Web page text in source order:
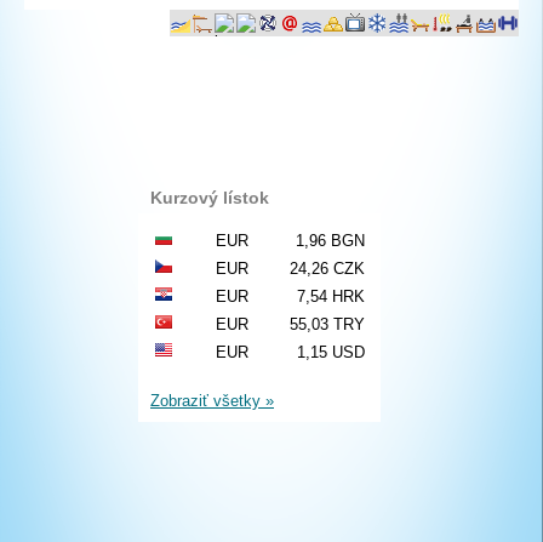
Kurzový lístok
EUR
1,96 BGN
EUR
24,26 CZK
EUR
7,54 HRK
EUR
55,03 TRY
EUR
1,15 USD
Zobraziť všetky »